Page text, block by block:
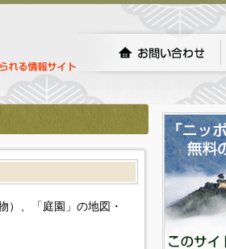
）、「庭園」の地図・